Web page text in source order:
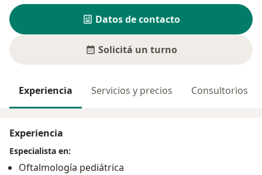
Datos de contacto
Solicitá un turno
Experiencia Servicios y precios Consultorios
Experiencia
Especialista en:
Oftalmología pediátrica